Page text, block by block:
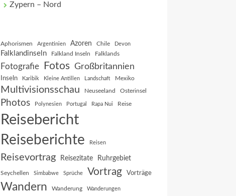
Zypern – Nord
Aphorismen Argentinien Azoren Chile Devon
Falklandinseln Falkland Inseln Falklands
Fotografie Fotos Großbritannien
Inseln Karibik Kleine Antillen Landschaft Mexiko
Multivisionsschau Neuseeland Osterinsel
Photos Polynesien Portugal Rapa Nui Reise
Reisebericht
Reiseberichte Reisen
Reisevortrag Reisezitate Ruhrgebiet
Seychellen Simbabwe Sprüche Vortrag Vorträge
Wandern Wanderung Wanderungen